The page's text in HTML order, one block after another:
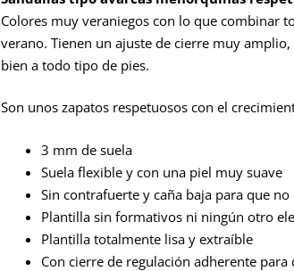
Colores muy veraniegos con lo que combinar
verano. Tienen un ajuste de cierre muy
bien a todo tipo de pies.
Son unos zapatos respetuosos con el
3 mm de suela
Suela flexible y con una piel muy suave
Sin contrafuerte y caña baja para que
Plantilla sin formativos ni ningún otro
Plantilla totalmente lisa y extraíble
Con cierre de regulación adherente